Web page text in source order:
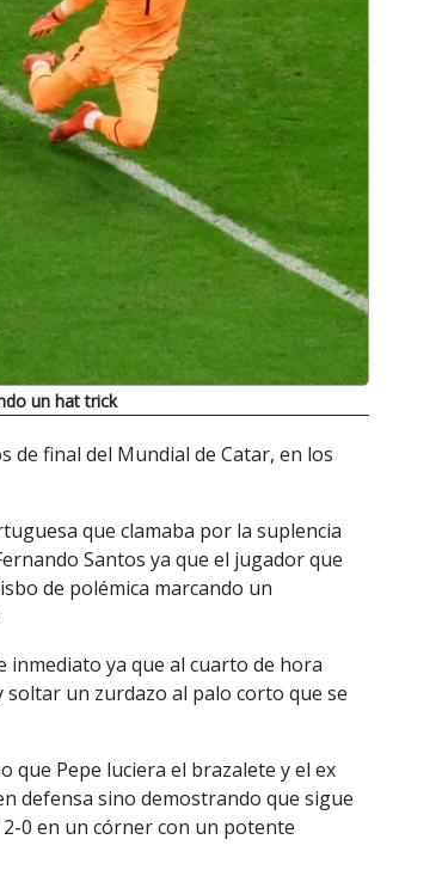
un hat trick
de final del Mundial de Catar, en los
que clamaba por la suplencia
Santos ya que el jugador que
de polémica marcando un
inmediato ya que al cuarto de hora
un zurdazo al palo corto que se
que Pepe luciera el brazalete y el ex
defensa sino demostrando que sigue
0 en un córner con un potente